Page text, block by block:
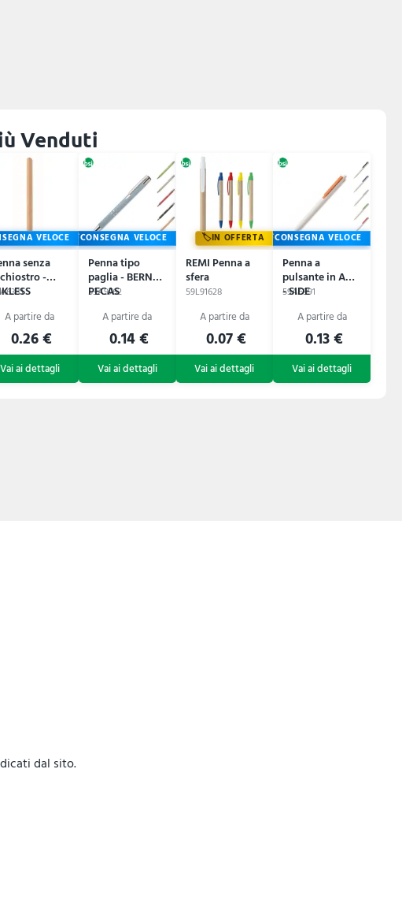
Venduti
VELOCE
senza
-
0.26 €
CONSEGNA VELOCE
Penna tipo
paglia - BERN
PECAS
59A9762
0.14 €
IN OFFERTA
REMI Penna a
sfera
59L91628
0.07 €
CONSEGNA VELOCE
Penna a
pulsante in ABS
- SIDE
59A6991
0.13 €
dal sito.